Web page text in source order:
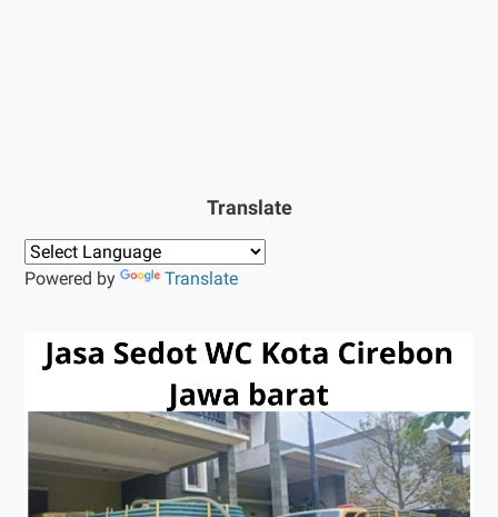
Translate
Powered by Translate